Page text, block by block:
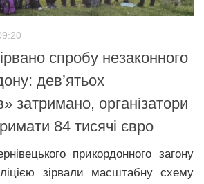
спробу незаконного
дев’ятьох
затримано, організатори
84 тисячі євро
прикордонного загону
зірвали масштабну схему